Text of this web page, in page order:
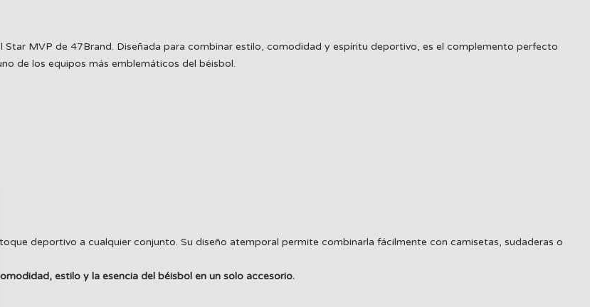
MVP de 47Brand. Diseñada para combinar estilo, comodidad y espíritu deportivo, es el complemento perfecto
de los equipos más emblemáticos del béisbol.
deportivo a cualquier conjunto. Su diseño atemporal permite combinarla fácilmente con camisetas, sudaderas o
estilo y la esencia del béisbol en un solo accesorio.